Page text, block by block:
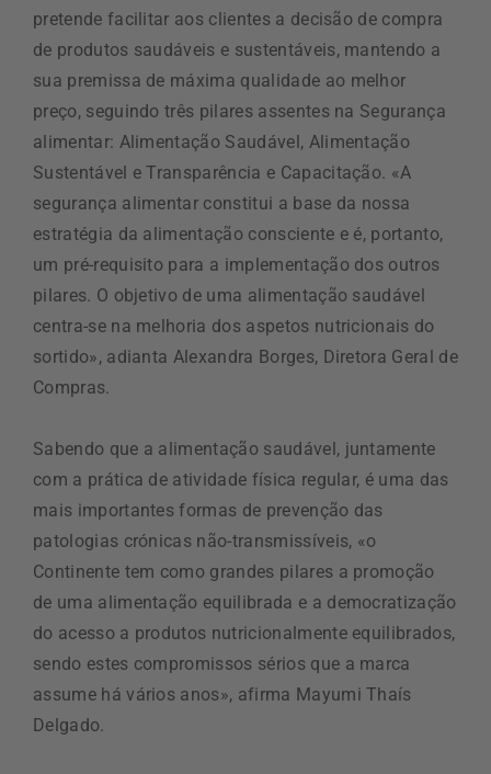
pretende facilitar aos clientes a decisão de compra
de produtos saudáveis e sustentáveis, mantendo a
sua premissa de máxima qualidade ao melhor
preço, seguindo três pilares assentes na Segurança
alimentar: Alimentação Saudável, Alimentação
Sustentável e Transparência e Capacitação. «A
segurança alimentar constitui a base da nossa
estratégia da alimentação consciente e é, portanto,
um pré-requisito para a implementação dos outros
pilares. O objetivo de uma alimentação saudável
centra-se na melhoria dos aspetos nutricionais do
sortido», adianta Alexandra Borges, Diretora Geral de
Compras.
Sabendo que a alimentação saudável, juntamente
com a prática de atividade física regular, é uma das
mais importantes formas de prevenção das
patologias crónicas não-transmissíveis, «o
Continente tem como grandes pilares a promoção
de uma alimentação equilibrada e a democratização
do acesso a produtos nutricionalmente equilibrados,
sendo estes compromissos sérios que a marca
assume há vários anos», afirma Mayumi Thaís
Delgado.